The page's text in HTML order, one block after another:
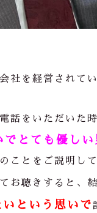
社を経営されて
話をいただいた
でとても優し
ことをご説明し
お聴きすると、
という思いで